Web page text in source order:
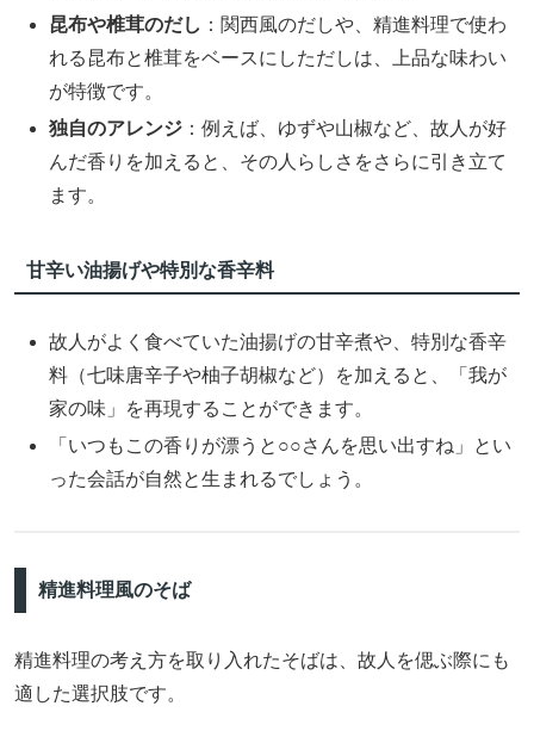
昆布や椎茸のだし ：関西風のだしや、精進料理で使わ
れる昆布と椎茸をベースにしただしは、上品な味わい
が特徴です。
独自のアレンジ ：例えば、ゆずや山椒など、故人が好
んだ香りを加えると、その人らしさをさらに引き立て
ます。
甘辛い油揚げや特別な香辛料
故人がよく食べていた油揚げの甘辛煮や、特別な香辛
料（七味唐辛子や柚子胡椒など）を加えると、「我が
家の味」を再現することができます。
「いつもこの香りが漂うと○○さんを思い出すね」とい
った会話が自然と生まれるでしょう。
精進料理風のそば
精進料理の考え方を取り入れたそばは、故人を偲ぶ際にも
適した選択肢です。